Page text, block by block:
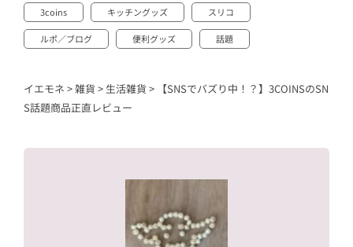
3coins キッチングッズ スリコ
ルポ／ブログ 便利グッズ 話題
イエモネ >雑貨 > 生活雑貨 > 【SNSでバズり中！？】3COINSのSN
S話題商品正直レビュー